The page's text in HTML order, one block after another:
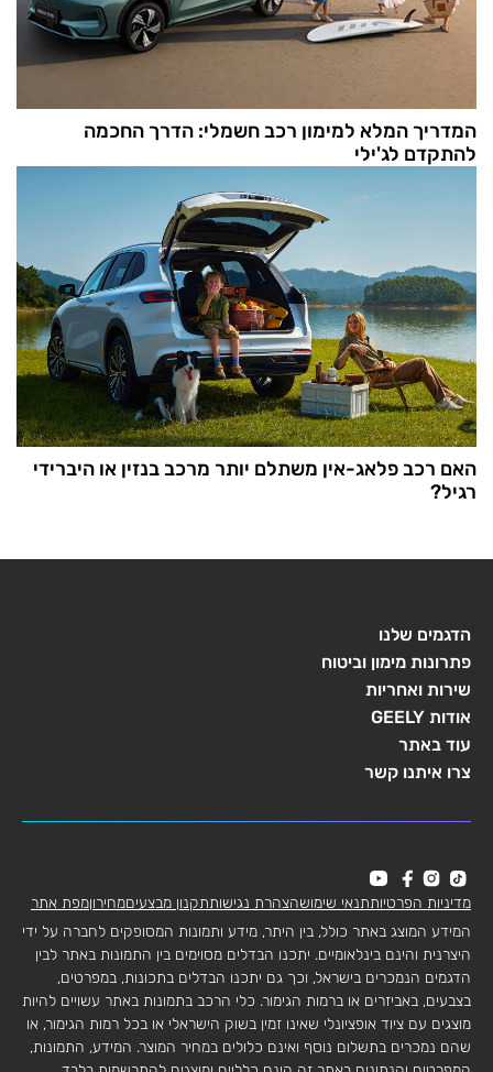
המדריך המלא למימון רכב חשמלי: הדרך החכמה
להתקדם לג'ילי
האם רכב פלאג-אין משתלם יותר מרכב בנזין או היברידי
רגיל?
הדגמים שלנו
פתרונות מימון וביטוח
שירות ואחריות
אודות GEELY
עוד באתר
צרו איתנו קשר
מדיניות הפרטיותתנאי שימושהצהרת נגישותתקנון מבצעיםמחירוןמפת אתר
המידע המוצג באתר כולל, בין היתר, מידע ותמונות המסופקים לחברה על ידי
היצרנית והינם בינלאומיים. יתכנו הבדלים מסוימים בין התמונות באתר לבין
הדגמים הנמכרים בישראל, וכך גם יתכנו הבדלים בתכונות, במפרטים,
בצבעים, באביזרים או ברמות הגימור. כלי הרכב בתמונות באתר עשויים להיות
מוצגים עם ציוד אופציונלי שאינו זמין בשוק הישראלי או בכל רמות הגימור, או
שהם נמכרים בתשלום נוסף ואינם כלולים במחיר המוצר. המידע, התמונות,